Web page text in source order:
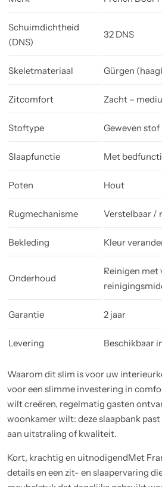
Schuimdichtheid
(DNS)
32 DNS
Skeletmateriaal Gürgen
Zitcomfort Zacht –
Stoftype Geweven stof
Slaapfunctie Met
Poten Hout
Rugmechanisme Verstelbaar /
Bekleding Kleur
Onderhoud
Reinigen met
Garantie 2 jaar
Levering Beschikbaar
Waarom dit slim is voor uw
voor een slimme investering in
wilt creëren, regelmatig gasten
woonkamer wilt: deze slaapbank
aan uitstraling of kwaliteit.
Kort, krachtig en uitnodigendMet
details en een zit- en slaapervaring